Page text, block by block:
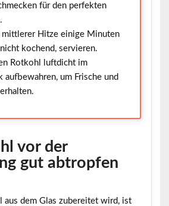
für den perfekten
mittlerer Hitze einige Minuten
kochend, servieren.
Rotkohl luftdicht im
aufbewahren, um Frische und
vor der
gut abtropfen
aus dem Glas zubereitet wird, ist